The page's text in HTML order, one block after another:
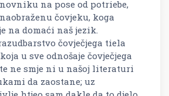
na pose od potriebe,
čovjeku, koga
na domaći naš jezik.
čovječjega tiela
u sve odnošaje čovječjega
ne smje ni u našoj literaturi
da zaostane; uz